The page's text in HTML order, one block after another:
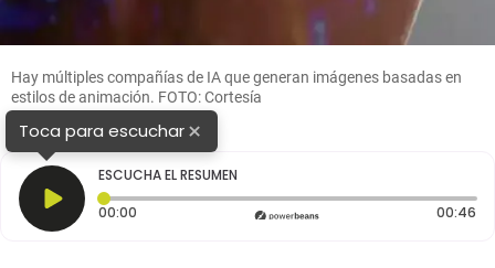
Hay múltiples compañías de IA que generan imágenes basadas en
estilos de animación. FOTO: Cortesía
Toca para escuchar×
ESCUCHA EL RESUMEN
00:00 Tiempo transcurrido: 0 segundos 00:46